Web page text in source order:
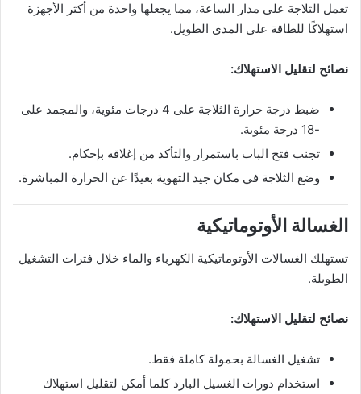
تعمل الثلاجة على مدار الساعة، مما يجعلها واحدة من أكثر الأجهزة
استهلاكًا للطاقة على المدى الطويل.
نصائح لتقليل الاستهلاك:
ضبط درجة حرارة الثلاجة على 4 درجات مئوية، والمجمد على
-18 درجة مئوية.
تجنب فتح الباب باستمرار والتأكد من إغلاقه بإحكام.
وضع الثلاجة في مكان جيد التهوية بعيدًا عن الحرارة المباشرة.
الغسالة الأوتوماتيكية
تستهلك الغسالات الأوتوماتيكية الكهرباء والماء خلال فترات التشغيل
الطويلة.
نصائح لتقليل الاستهلاك:
تشغيل الغسالة بحمولة كاملة فقط.
استخدام دورات الغسيل البارد كلما أمكن لتقليل استهلاك